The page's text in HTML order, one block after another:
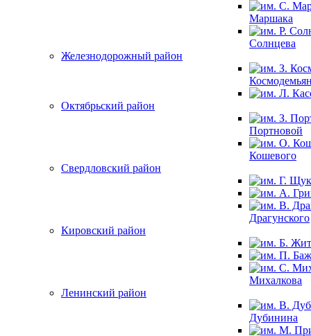
Маршака
Солнцева
Железнодорожный район
Октябрьский район
Портновой
Кошевого
Свердловский район
Драгунского
Кировский район
Михалкова
Ленинский район
Дубинина